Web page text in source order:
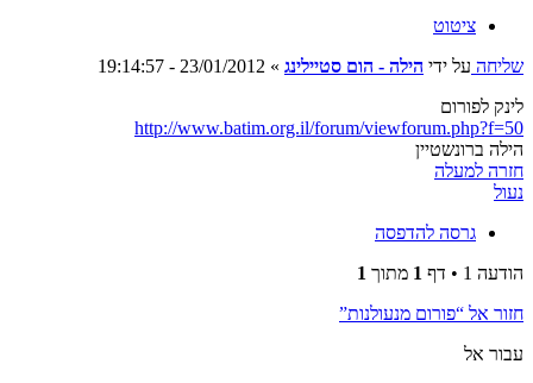
ציטוט
שליחה על ידי הילה - הום סטיילינג »
23/01/2012 - 19:14:57
לינק לפורום
http://www.batim.org.il/forum/viewforum.php?f=50
הילה ברונשטיין
חזרה למעלה
נעול
גרסה להדפסה
הודעה 1 • דף
1 מתוך 1
חזור אל “פורום מנעולנות”
עבור אל